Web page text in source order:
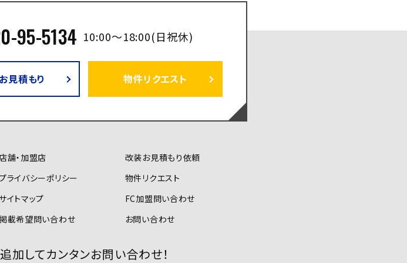
95-5134 10:00～18:00(日祝休)
見積もり 物件リクエスト
店舗・加盟店
ライバシーポリシー
サイトマップ
掲載希望問い合わせ
改装お見積もり依頼
物件リクエスト
FC加盟問い合わせ
お問い合わせ
加してカンタンお問い合わせ！